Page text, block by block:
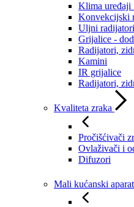
Klima uređaji
Konvekcijski
Uljni radijatori
Grijalice -
Radijatori,
Kamini
IR grijalice
Radijatori,
Kvaliteta zraka
Pročišćivači
Ovlaživači i
Difuzori
Mali kućanski